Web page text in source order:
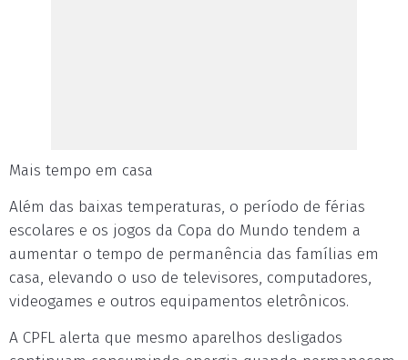
Mais tempo em casa
Além das baixas temperaturas, o período de férias
escolares e os jogos da Copa do Mundo tendem a
aumentar o tempo de permanência das famílias em
casa, elevando o uso de televisores, computadores,
videogames e outros equipamentos eletrônicos.
A CPFL alerta que mesmo aparelhos desligados